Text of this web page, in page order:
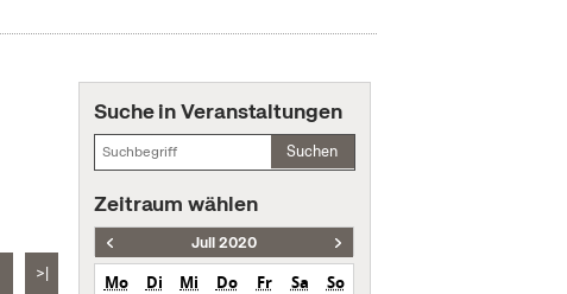
>|
Suche in Veranstaltungen
Suchen
Zeitraum wählen
Juli 2020
Mo Di Mi Do Fr Sa
So